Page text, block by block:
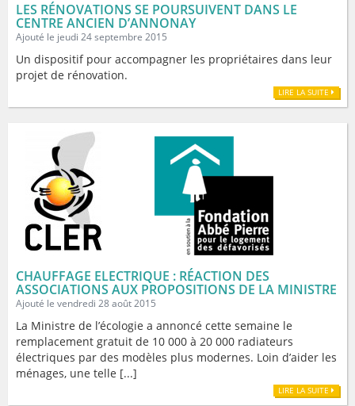
LES RÉNOVATIONS SE POURSUIVENT DANS LE
CENTRE ANCIEN D’ANNONAY
Ajouté le jeudi 24 septembre 2015
Un dispositif pour accompagner les propriétaires dans leur
projet de rénovation.
LIRE LA SUITE
CHAUFFAGE ELECTRIQUE : RÉACTION DES
ASSOCIATIONS AUX PROPOSITIONS DE LA MINISTRE
Ajouté le vendredi 28 août 2015
La Ministre de l’écologie a annoncé cette semaine le
remplacement gratuit de 10 000 à 20 000 radiateurs
électriques par des modèles plus modernes. Loin d’aider les
ménages, une telle [...]
LIRE LA SUITE